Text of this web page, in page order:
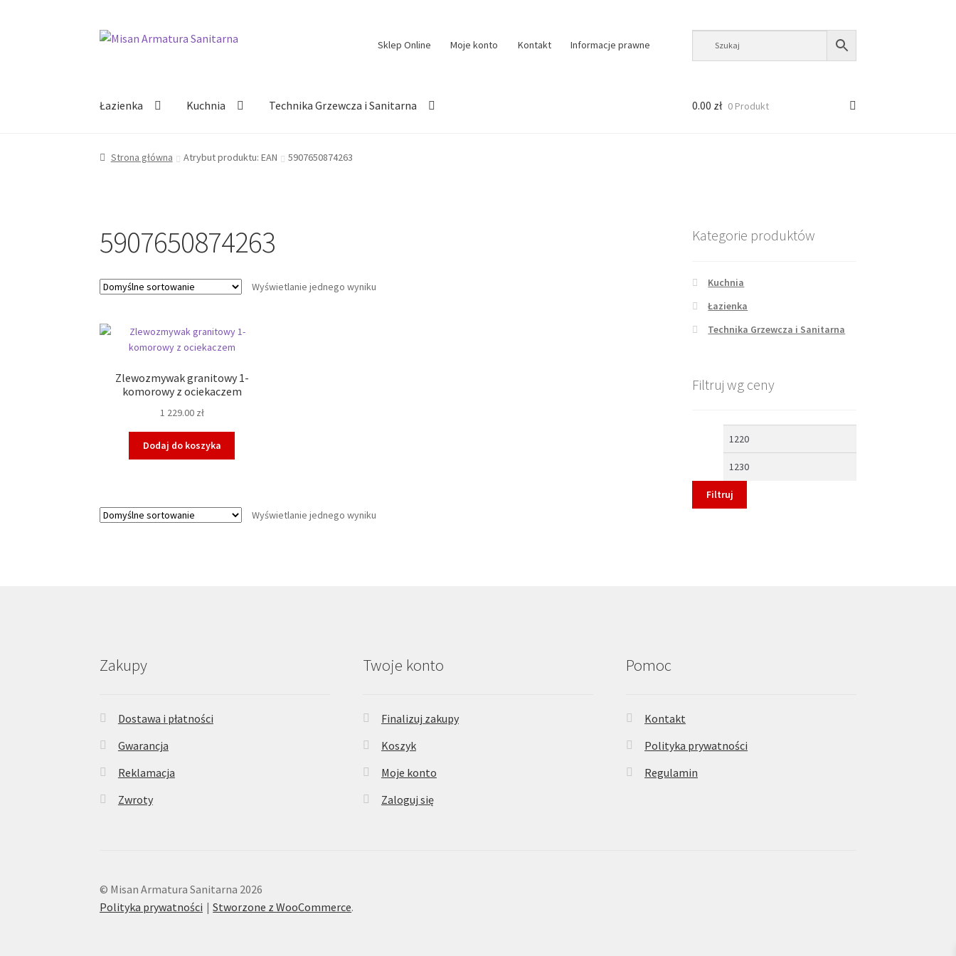
Przejdź
Przejdź
Sklep Online Moje konto Kontakt Informacje prawne
Łazienka Kuchnia Technika Grzewcza i Sanitarna 0.00 zł 0 Produkt
Strona główna Atrybut produktu: EAN 5907650874263
5907650874263
Wyświetlanie jednego wyniku
Zlewozmywak granitowy 1-
komorowy z ociekaczem
1 229.00 zł
Dodaj do koszyka
Wyświetlanie jednego wyniku
Kategorie produktów
Kuchnia
Łazienka
Technika Grzewcza i Sanitarna
Filtruj wg ceny
Cena
Filtruj
Zakupy
Dostawa i płatności
Gwarancja
Reklamacja
Zwroty
Twoje konto
Finalizuj zakupy
Koszyk
Moje konto
Zaloguj się
Pomoc
Kontakt
Polityka prywatności
Regulamin
© Misan Armatura Sanitarna 2026
Polityka prywatności
Stworzone z WooCommerce.